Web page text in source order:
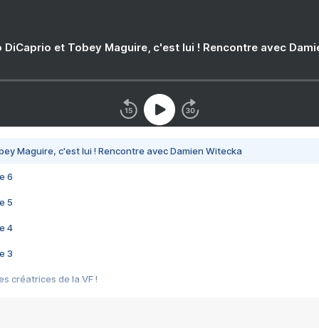
DiCaprio et Tobey Maguire, c'est lui ! Rencontre avec
Maguire, c'est lui ! Rencontre avec Damien Witecka
6
5
4
3
créatrices de la VF !